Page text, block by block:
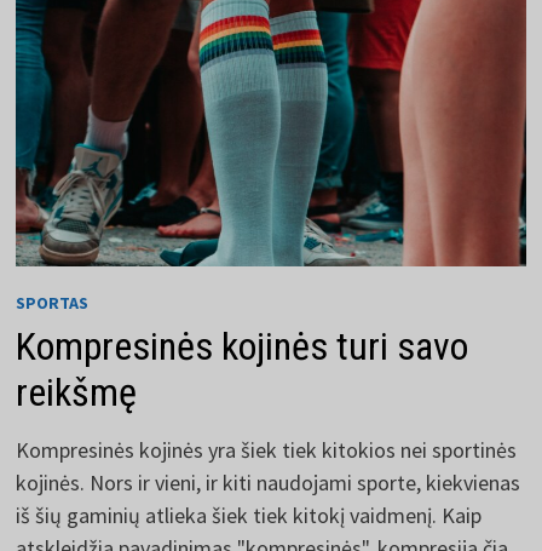
SPORTAS
Kompresinės kojinės turi savo
reikšmę
Kompresinės kojinės yra šiek tiek kitokios nei sportinės
kojinės. Nors ir vieni, ir kiti naudojami sporte, kiekvienas
iš šių gaminių atlieka šiek tiek kitokį vaidmenį. Kaip